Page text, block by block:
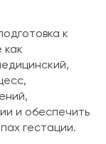
к
как
и обеспечить
гестации.